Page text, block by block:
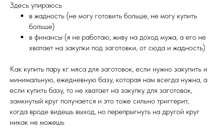
Здесь упираюсь
в жадность (не могу готовить больше, не могу купить
больше)
в финансы (я не работаю, живу на доход мужа, а его не
хватает на закупки под заготовки, от сюда и жадность)
Как купить пару кг мяса для заготовок, если нужно закупить и
минимальную, ежедневную базу, которая нам всегда нужна, а
если купить базу, то не хватает на закупку для заготовок,
замкнутый круг получается и это тоже сильно триггерит,
когда вроде видешь выход, но перепрыгнуть на другой круг
никак не можешь